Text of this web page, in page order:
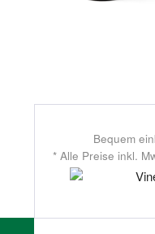
Bequem
* Alle Preise inkl.